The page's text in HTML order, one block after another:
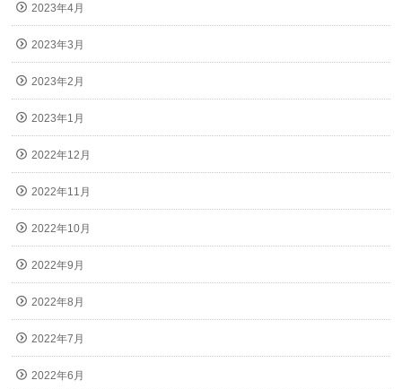
2023年4月
2023年3月
2023年2月
2023年1月
2022年12月
2022年11月
2022年10月
2022年9月
2022年8月
2022年7月
2022年6月